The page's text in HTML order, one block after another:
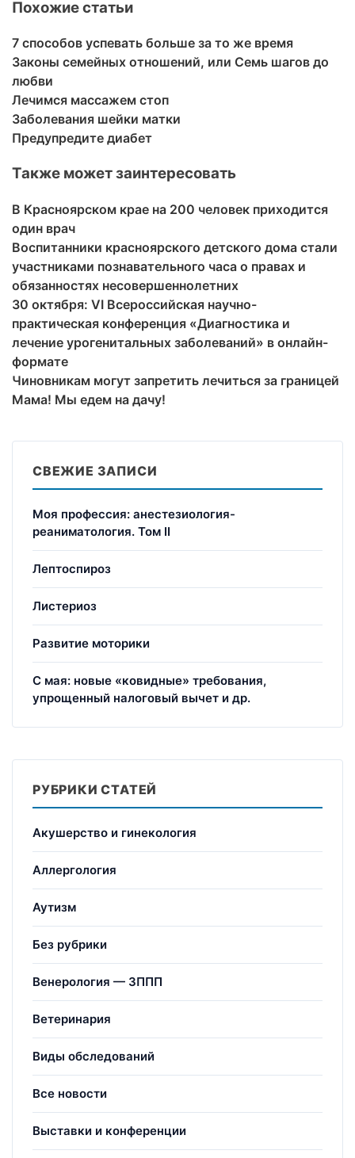
Похожие статьи
7 способов успевать больше за то же время
Законы семейных отношений, или Семь шагов до
любви
Лечимся массажем стоп
Заболевания шейки матки
Предупредите диабет
Также может заинтересовать
В Красноярском крае на 200 человек приходится
один врач
Воспитанники красноярского детского дома стали
участниками познавательного часа о правах и
обязанностях несовершеннолетних
30 октября: VI Всероссийская научно-
практическая конференция «Диагностика и
лечение урогенитальных заболеваний» в онлайн-
формате
Чиновникам могут запретить лечиться за границей
Мама! Мы едем на дачу!
СВЕЖИЕ ЗАПИСИ
Моя профессия: анестезиология-
реаниматология. Том II
Лептоспироз
Листериоз
Развитие моторики
С мая: новые «ковидные» требования,
упрощенный налоговый вычет и др.
РУБРИКИ СТАТЕЙ
Акушерство и гинекология
Аллергология
Аутизм
Без рубрики
Венерология — ЗППП
Ветеринария
Виды обследований
Все новости
Выставки и конференции